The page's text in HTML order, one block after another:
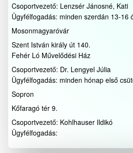
Csoportvezető: Lenzsér Jánosné, Kati
Ügyfélfogadás: minden szerdán 13-16
Mosonmagyaróvár
Szent István király út 140.
Fehér Ló Művelődési Ház
Csoportvezető: Dr. Lengyel Júlia
Ügyfélfogadás: minden hónap első
Sopron
Kőfaragó tér 9.
Csoportvezető: Kohlhauser Ildikó
Ügyfélfogadás: